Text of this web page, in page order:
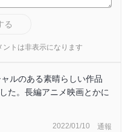
る
トは非表示になります
ルのある素晴らしい作品
た。長編アニメ映画とかに
2022/01/10 通報